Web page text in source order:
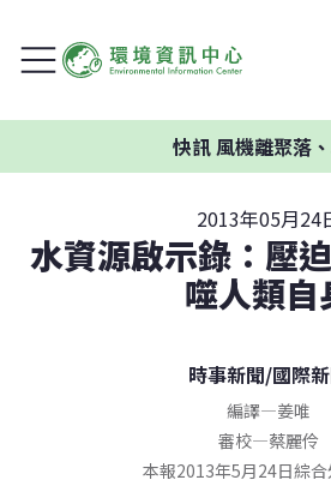
快訊風機離聚落、學
2013年05月24
水資源啟示錄：壓
噬人類自
時事新聞/國際
編譯—姜唯
審校—蔡麗伶
本報2013年5月24日綜